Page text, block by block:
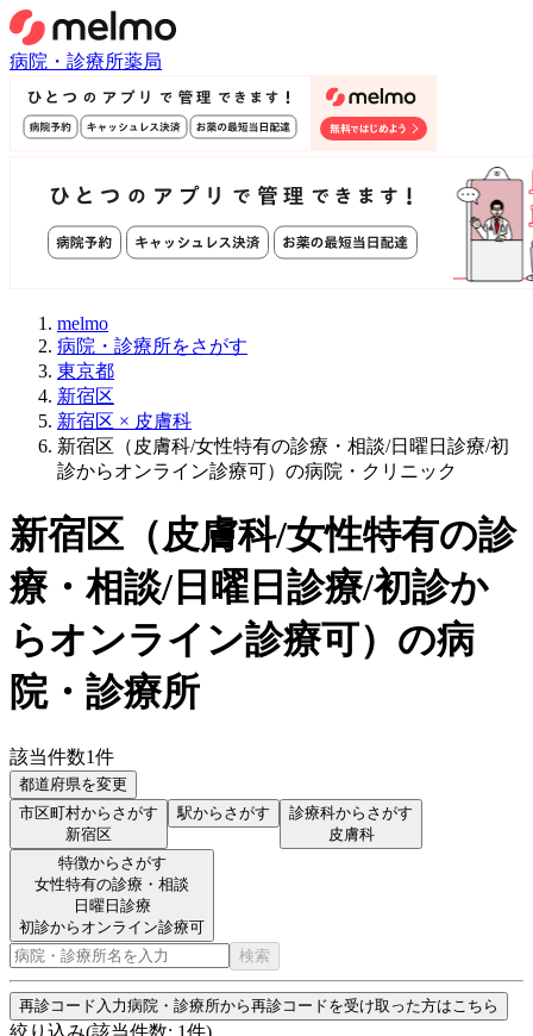
病院・診療所薬局
melmo
病院・診療所をさがす
東京都
新宿区
新宿区 × 皮膚科
新宿区（皮膚科/女性特有の診療・相談/日曜日診療/初
診からオンライン診療可）の病院・クリニック
新宿区 （皮膚科/女性特有の診
療・相談/日曜日診療/初診か
らオンライン診療可） の病
院・診療所
該当件数1件
都道府県を変更
市区町村からさがす
新宿区
駅からさがす
診療科からさがす
皮膚科
特徴からさがす
女性特有の診療・相談
日曜日診療
初診からオンライン診療可
検索
再診コード入力病院・診療所から再診コードを受け取った方はこちら
絞り込み(該当件数: 1件)